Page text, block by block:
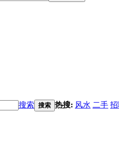
搜索 搜索 热搜: 风水 二手